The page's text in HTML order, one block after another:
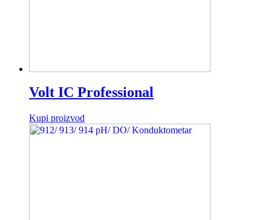
Volt IC Professional
Kupi proizvod